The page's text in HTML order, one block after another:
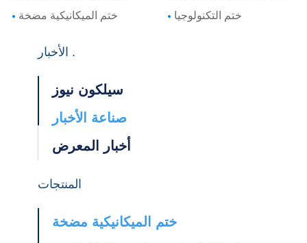
ختم الميكانيكية مضخة
ختم التكنولوجيا
الأخبار .
سيلكون نيوز
صناعة الأخبار
أخبار المعرض
المنتجات
ختم الميكانيكية مضخة